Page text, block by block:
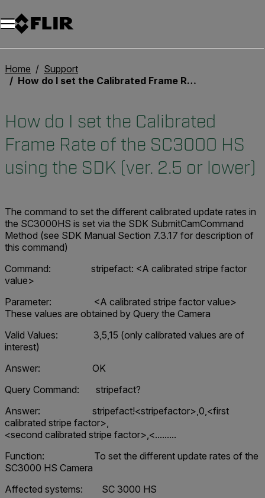
Unread messages
Modelo
Eliminar
artículos
artículo
Añadir al carro
Añadido al carro
Home
Support
How do I set the Calibrated Frame Rate of the SC3000 HS using the SDK (ver. 2.5 or lower)
How do I set the Calibrated
Frame Rate of the SC3000 HS
using the SDK (ver. 2.5 or lower)
The command to set the different calibrated update rates in
the SC3000HS is set via the SDK SubmitCamCommand
Method (see SDK Manual Section 7.3.17 for description of
this command)
Command: stripefact: <A calibrated stripe factor
value>
Parameter: <A calibrated stripe factor value>
These values are obtained by Query the Camera
Valid Values: 3,5,15 (only calibrated values are of
interest)
Answer: OK
Query Command: stripefact?
Answer: stripefact!<stripefactor>,0,<first
calibrated stripe factor>,
<second calibrated stripe factor>,<.........
Function: To set the different update rates of the
SC3000 HS Camera
Affected systems: SC 3000 HS